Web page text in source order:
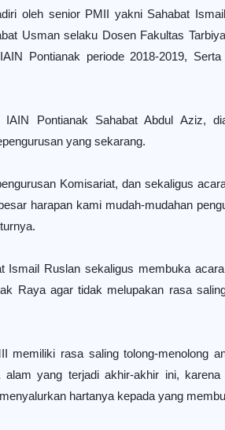
oleh senior PMII yakni Sahabat
Usman selaku Dosen Fakultas
Pontianak periode 2018-2019,
Pontianak Sahabat Abdul Aziz,
yang sekarang.
Komisariat, dan sekaligus
harapan kami mudah-mudahan
Ismail Ruslan sekaligus membuka
Raya agar tidak melupakan rasa
memiliki rasa saling tolong-menolong
yang terjadi akhir-akhir ini,
hartanya kepada yang